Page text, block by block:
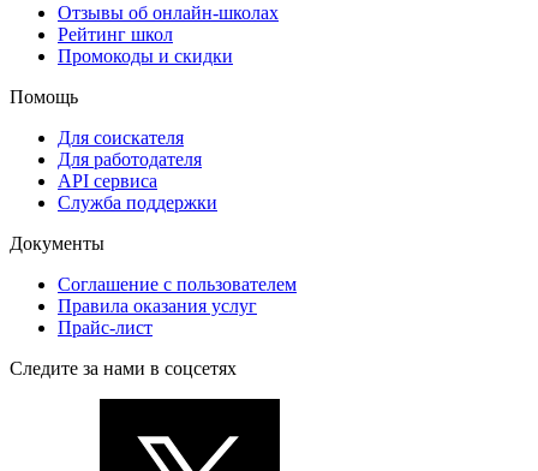
Отзывы об онлайн-школах
Рейтинг школ
Промокоды и скидки
Помощь
Для соискателя
Для работодателя
API сервиса
Служба поддержки
Документы
Соглашение с пользователем
Правила оказания услуг
Прайс-лист
Следите за нами в соцсетях